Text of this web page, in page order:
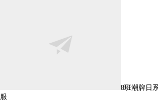
8班潮牌日
服